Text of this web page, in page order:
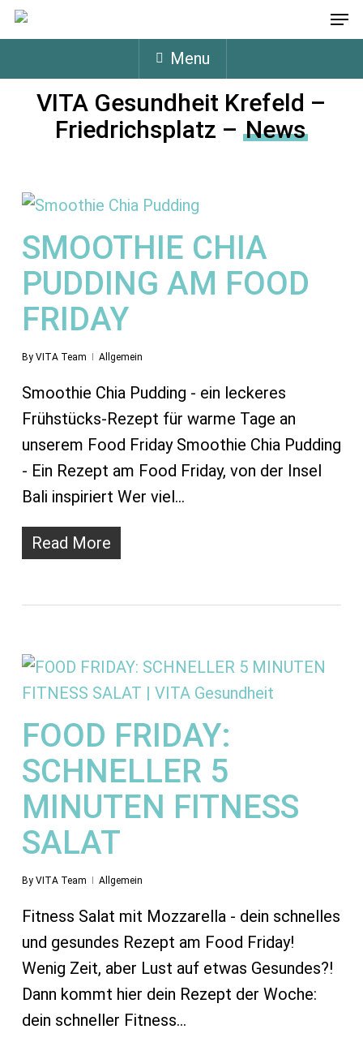
Skip
to
content
Menu
VITA Gesundheit Krefeld –
Friedrichsplatz – News
SMOOTHIE CHIA
PUDDING AM FOOD
FRIDAY
By VITA Team Allgemein
Smoothie Chia Pudding - ein leckeres
Frühstücks-Rezept für warme Tage an
unserem Food Friday Smoothie Chia Pudding
- Ein Rezept am Food Friday, von der Insel
Bali inspiriert Wer viel…
Read More
FOOD FRIDAY:
SCHNELLER 5
MINUTEN FITNESS
SALAT
By VITA Team Allgemein
Fitness Salat mit Mozzarella - dein schnelles
und gesundes Rezept am Food Friday!
Wenig Zeit, aber Lust auf etwas Gesundes?!
Dann kommt hier dein Rezept der Woche:
dein schneller Fitness…
Menu